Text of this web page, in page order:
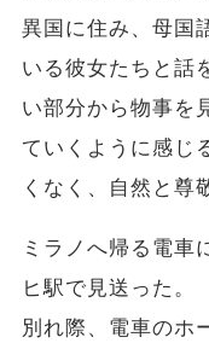
異国に住み、母国
いる彼女たちと話
い部分から物事を
ていくように感じ
くなく、自然と尊
ミラノへ帰る電車
ヒ駅で見送った。
別れ際、電車のホ